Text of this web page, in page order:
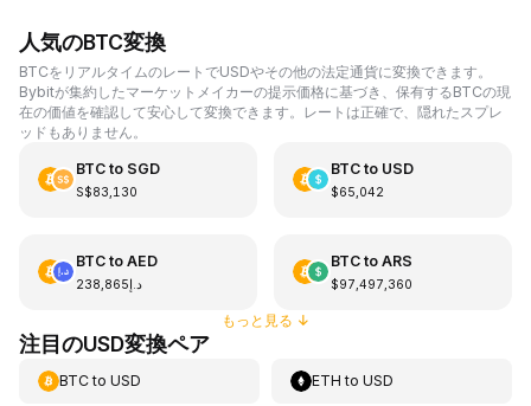
人気のBTC変換
BTCをリアルタイムのレートでUSDやその他の法定通貨に変換できます。
Bybitが集約したマーケットメイカーの提示価格に基づき、保有するBTCの現
在の価値を確認して安心して変換できます。レートは正確で、隠れたスプレ
ッドもありません。
BTCto SGD
S$83,130
BTCto USD
$65,042
BTCto AED
د.إ238,865
BTCto ARS
$97,497,360
もっと見る ↓
注目のUSD変換ペア
BTCto USD ETH toUSD